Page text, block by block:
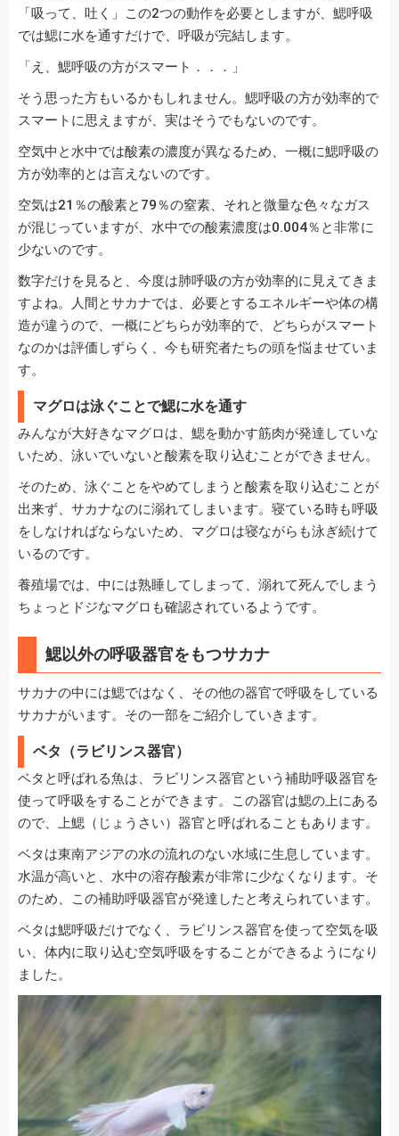
「吸って、吐く」この2つの動作を必要としますが、鰓呼吸
では鰓に水を通すだけで、呼吸が完結します。
「え、鰓呼吸の方がスマート．．．」
そう思った方もいるかもしれません。鰓呼吸の方が効率的で
スマートに思えますが、実はそうでもないのです。
空気中と水中では酸素の濃度が異なるため、一概に鰓呼吸の
方が効率的とは言えないのです。
空気は21％の酸素と79％の窒素、それと微量な色々なガス
が混じっていますが、水中での酸素濃度は0.004％と非常に
少ないのです。
数字だけを見ると、今度は肺呼吸の方が効率的に見えてきま
すよね。人間とサカナでは、必要とするエネルギーや体の構
造が違うので、一概にどちらが効率的で、どちらがスマート
なのかは評価しずらく、今も研究者たちの頭を悩ませていま
す。
マグロは泳ぐことで鰓に水を通す
みんなが大好きなマグロは、鰓を動かす筋肉が発達していな
いため、泳いでいないと酸素を取り込むことができません。
そのため、泳ぐことをやめてしまうと酸素を取り込むことが
出来ず、サカナなのに溺れてしまいます。寝ている時も呼吸
をしなければならないため、マグロは寝ながらも泳ぎ続けて
いるのです。
養殖場では、中には熟睡してしまって、溺れて死んでしまう
ちょっとドジなマグロも確認されているようです。
鰓以外の呼吸器官をもつサカナ
サカナの中には鰓ではなく、その他の器官で呼吸をしている
サカナがいます。その一部をご紹介していきます。
ベタ（ラビリンス器官）
ベタと呼ばれる魚は、ラビリンス器官という補助呼吸器官を
使って呼吸をすることができます。この器官は鰓の上にある
ので、上鰓（じょうさい）器官と呼ばれることもあります。
ベタは東南アジアの水の流れのない水域に生息しています。
水温が高いと、水中の溶存酸素が非常に少なくなります。そ
のため、この補助呼吸器官が発達したと考えられています。
ベタは鰓呼吸だけでなく、ラビリンス器官を使って空気を吸
い、体内に取り込む空気呼吸をすることができるようになり
ました。